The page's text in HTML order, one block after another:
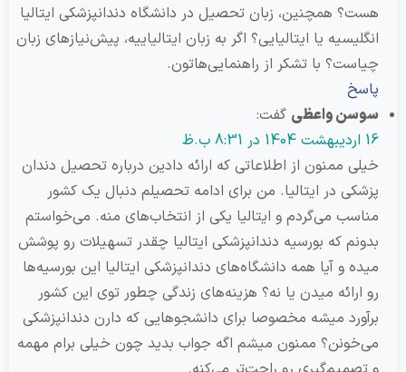
همچنین، زبان تحصیل در دانشگاه دندانپزشکی ایتالیا
یا ایتالیایی؟ اگر به زبان ایتالیاییه، پیش‌نیازهای زبان
با تشکر از راهنمایی‌هاتون.
واعظی گفت:
ممنون از اطلاعاتی که ارائه دادین درباره تحصیل دندان
در ایتالیا. من برای ادامه تحصیلم دنبال یک کشور
می‌گردم و ایتالیا یکی از انتخاب‌های منه. می‌خواستم
که بورسیه دندانپزشکی ایتالیا چقدر تسهیلات رو پوشش
و آیا همه دانشگاه‌های دندانپزشکی ایتالیا این بورسیه‌ها
میدن یا نه؟ هزینه‌های زندگی چطور توی این کشور
میشه مخصوصا برای دانشجوهایی که دارن دندانپزشکی
ممنون میشم اگه جواب بدید چون خیلی برام مهمه